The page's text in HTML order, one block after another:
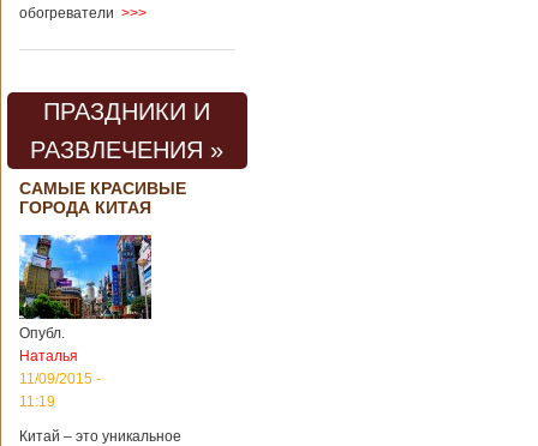
обогреватели >>>
ПРАЗДНИКИ И
РАЗВЛЕЧЕНИЯ »
САМЫЕ КРАСИВЫЕ
ГОРОДА КИТАЯ
Опубл.
Наталья
11/09/2015 -
11:19
Китай – это уникальное